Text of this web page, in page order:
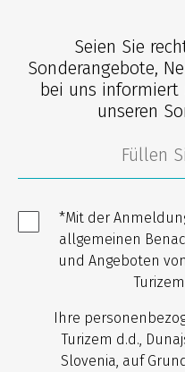
Seien Sie
Sonderangebote,
bei uns informiert
unseren
*Mit der
allgemeinen
und Angeboten
Ihre
Turizem d.d.,
Slovenia, auf